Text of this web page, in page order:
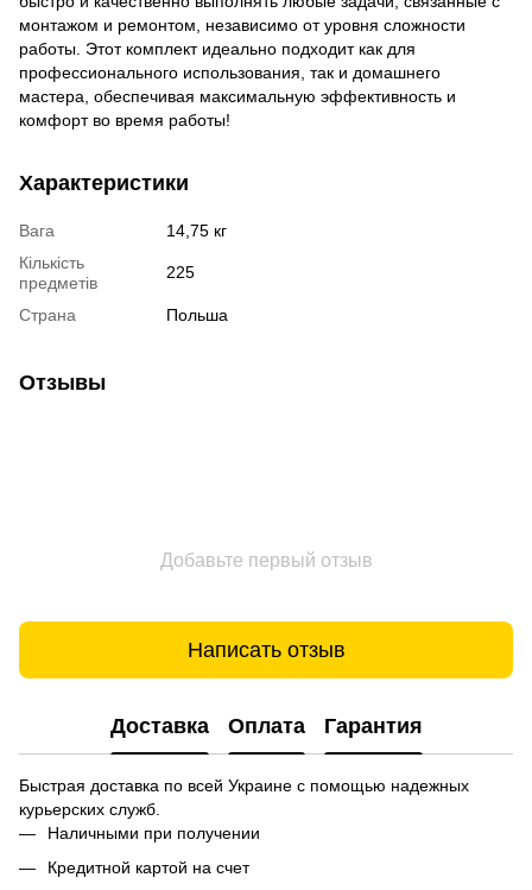
монтажом и ремонтом, независимо от уровня сложности
работы. Этот комплект идеально подходит как для
профессионального использования, так и домашнего
мастера, обеспечивая максимальную эффективность и
комфорт во время работы!
Характеристики
Вага
14,75 кг
Кількість
предметів
225
Страна Польша
Отзывы
Добавьте первый отзыв
Написать отзыв
Доставка Оплата Гарантия
Быстрая доставка по всей Украине с помощью надежных
курьерских служб.
Наличными при получении
Кредитной картой на счет